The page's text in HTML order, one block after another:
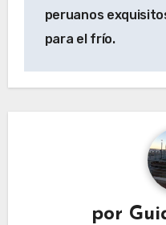
entradas
peruanos
para el frío.
por